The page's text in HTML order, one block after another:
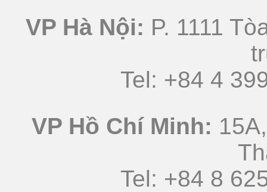
VP Hà Nội: P. 1111
Tel: +84 4
VP Hồ Chí Minh:
Tel: +84 8